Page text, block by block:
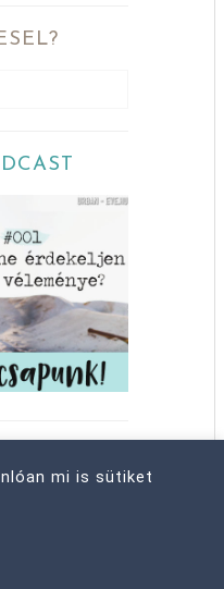
mi is sütiket